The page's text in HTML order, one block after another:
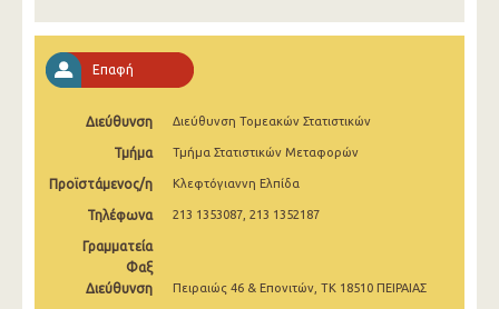
Σεπτεμβρίου 2025
Αυγούστου 2025
Ιουλίου 2025
Ιουνίου 2025
Μαΐου 2025
Απριλίου 2025
Επαφή
Διεύθυνση Διεύθυνση Τομεακών Στατιστικών
Τμήμα Τμήμα Στατιστικών Μεταφορών
Προϊστάμενος/η Κλεφτόγιαννη Ελπίδα
Τηλέφωνα 213 1353087, 213 1352187
Γραμματεία
Φαξ
Διεύθυνση
Πειραιώς 46 & Επονιτών, ΤΚ 18510 ΠΕΙΡΑΙΑΣ